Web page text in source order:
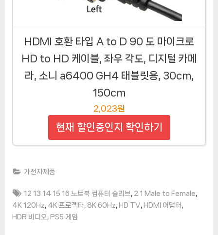
HDMI 호환 타입 A to D 90 도 마이크로
HD to HD 케이블, 좌우 각도, 디지털 카메
라, 소니 a6400 GH4 태블릿용, 30cm,
150cm
2,023원
현재 할인중인지 확인하기
가전자제품
Tags:
12 13 14 15 16 노트북 컴퓨터 슬리브 2.1 Male to Female
4K 120Hz 4K 프로젝터 8K 60Hz HD TV HDMI 어댑터
HDR 비디오 PS5 게임